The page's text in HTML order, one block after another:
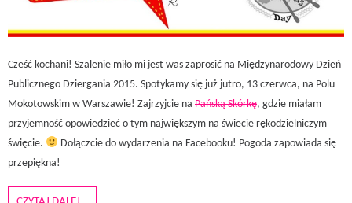
Cześć kochani! Szalenie miło mi jest was zaprosić na Międzynarodowy Dzień
Publicznego Dziergania 2015. Spotykamy się już jutro, 13 czerwca, na Polu
Mokotowskim w Warszawie! Zajrzyjcie na Pańską Skórkę, gdzie miałam
przyjemność opowiedzieć o tym największym na świecie rękodzielniczym
święcie.
Dołączcie do wydarzenia na Facebooku! Pogoda zapowiada się
przepiękna!